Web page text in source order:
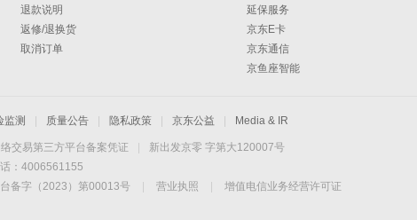
退款说明
返修/退换货
取消订单
延保服务
京东E卡
京东通信
京鱼座智能
监测 质量公告 隐私政策 京东公益 Media & IR
交易第三方平台备案凭证
新出发京零 字第大120007号
：4006561155
备字（2023）第00013号 营业执照
增值电信业务经营许可证